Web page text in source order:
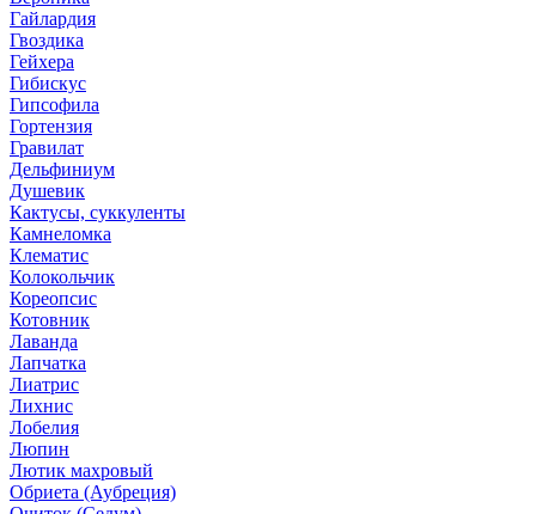
Гайлардия
Гвоздика
Гейхера
Гибискус
Гипсофила
Гортензия
Гравилат
Дельфиниум
Душевик
Кактусы, суккуленты
Камнеломка
Клематис
Колокольчик
Кореопсис
Котовник
Лаванда
Лапчатка
Лиатрис
Лихнис
Лобелия
Люпин
Лютик махровый
Обриета (Аубреция)